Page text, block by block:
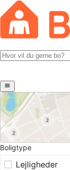
Boligtype
Lejligheder